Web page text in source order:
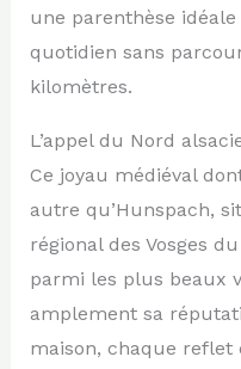
une parenthèse
quotidien sans
kilomètres.
L’appel du Nord
Ce joyau médiéval
autre qu’Hunspach,
régional des Vosges
parmi les plus beaux
amplement sa
maison, chaque reflet